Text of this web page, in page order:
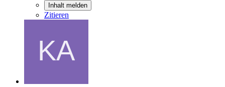
Inhalt melden
Zitieren